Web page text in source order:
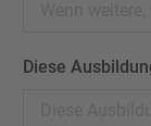
Diese